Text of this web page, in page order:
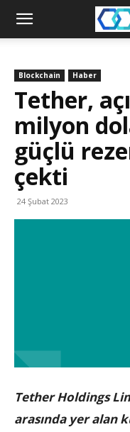
Blockchain
Blockchain Haber
Tether,
milyon
güçlü
çekti
24 Şubat 2023
Tether Holdings
arasında yer alan